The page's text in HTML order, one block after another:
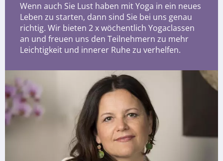
Wenn auch Sie Lust haben mit Yoga in ein neues
Leben zu starten, dann sind Sie bei uns genau
richtig. Wir bieten 2 x wöchentlich Yogaclassen
an und freuen uns den Teilnehmern zu mehr
Leichtigkeit und innerer Ruhe zu verhelfen.